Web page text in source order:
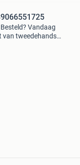
Vandaag
van tweedehands